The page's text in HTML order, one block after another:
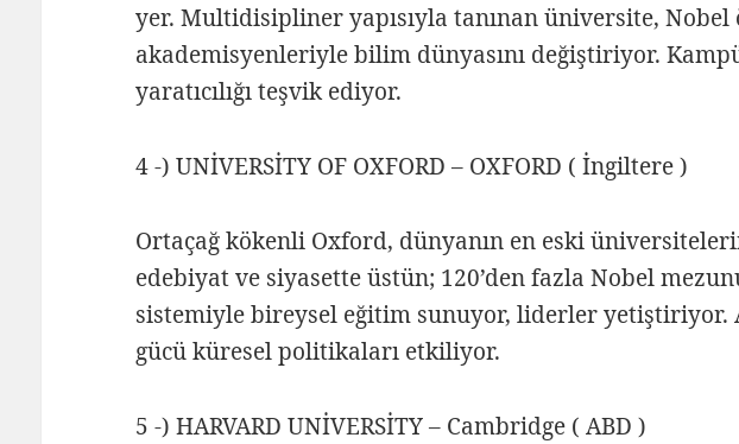
yer. Multidisipliner yapısıyla tanınan üniversite,
akademisyenleriyle bilim dünyasını değiştiriyor.
yaratıcılığı teşvik ediyor.
4 -) UNİVERSİTY OF OXFORD – OXFORD ( İngiltere )
Ortaçağ kökenli Oxford, dünyanın en eski
edebiyat ve siyasette üstün; 120’den fazla Nobel
sistemiyle bireysel eğitim sunuyor, liderler yetiştiriyor.
gücü küresel politikaları etkiliyor.
5 -) HARVARD UNİVERSİTY – Cambridge ( ABD )